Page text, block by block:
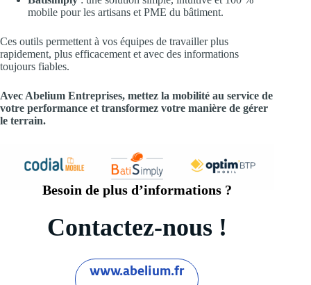
mobile pour les artisans et PME du bâtiment.
Ces outils permettent à vos équipes de travailler plus
rapidement, plus efficacement et avec des informations
toujours fiables.
Avec Abelium Entreprises, mettez la mobilité au service de
votre performance et transformez votre manière de gérer
le terrain.
Besoin de plus d’informations ?
Contactez-nous !
www.abelium.fr